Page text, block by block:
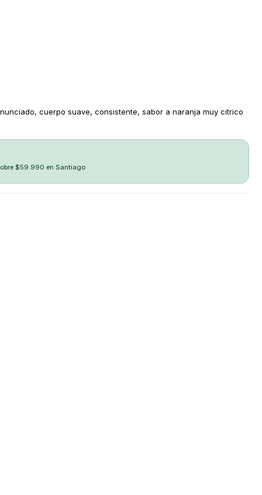
cuerpo suave, consistente, sabor a naranja muy citrico
$59.990 en Santiago